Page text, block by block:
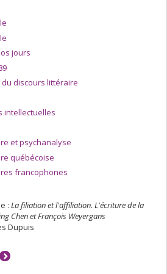
jours
discours littéraire
intellectuelles
et psychanalyse
québécoise
francophones
: La filiation et l'affiliation. L'écriture de la
Chen et François Weyergans
Dupuis